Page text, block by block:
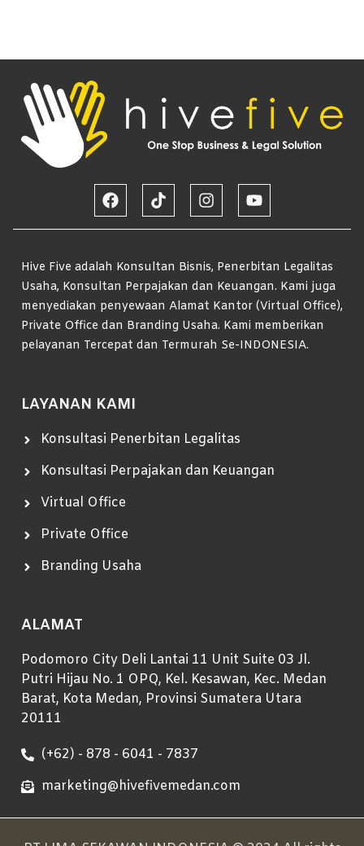
Hive Five adalah Konsultan Bisnis, Penerbitan Legalitas
Usaha, Konsultan Perpajakan dan Keuangan. Kami juga
menyediakan penyewaan Alamat Kantor (Virtual Office),
Private Office dan Branding Usaha. Kami memberikan
pelayanan Tercepat dan Termurah Se-INDONESIA.
LAYANAN KAMI
Konsultasi Penerbitan Legalitas
Konsultasi Perpajakan dan Keuangan
Virtual Office
Private Office
Branding Usaha
ALAMAT
Podomoro City Deli Lantai 11 Unit Suite 03 Jl.
Putri Hijau No. 1 OPQ, Kel. Kesawan, Kec. Medan
Barat, Kota Medan, Provinsi Sumatera Utara
20111
(+62) - 878 - 6041 - 7837
marketing@hivefivemedan.com